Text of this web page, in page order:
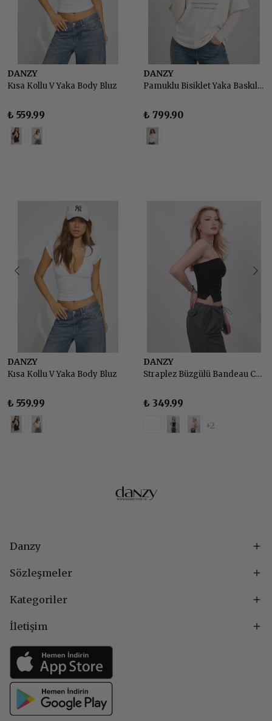
DANZY
Kısa Kollu V Yaka Body Bluz
₺ 559.99
DANZY
Pamuklu Bisiklet Yaka Baskılı Basic Tshirt
₺ 799.90
DANZY
Kısa Kollu V Yaka Body Bluz
₺ 559.99
DANZY
Straplez Büzgülü Bandeau Crop Top Body
₺ 349.99
+2
Danzy
Sözleşmeler
Kategoriler
İletişim